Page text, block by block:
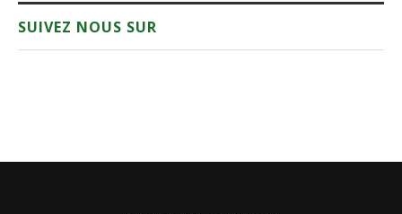
SUIVEZ NOUS SUR